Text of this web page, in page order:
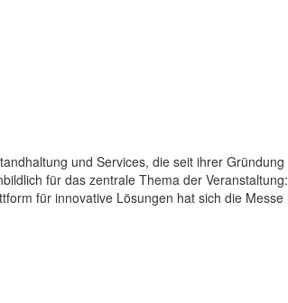
und Services, die seit ihrer
für das zentrale Thema der
für innovative Lösungen hat sich die